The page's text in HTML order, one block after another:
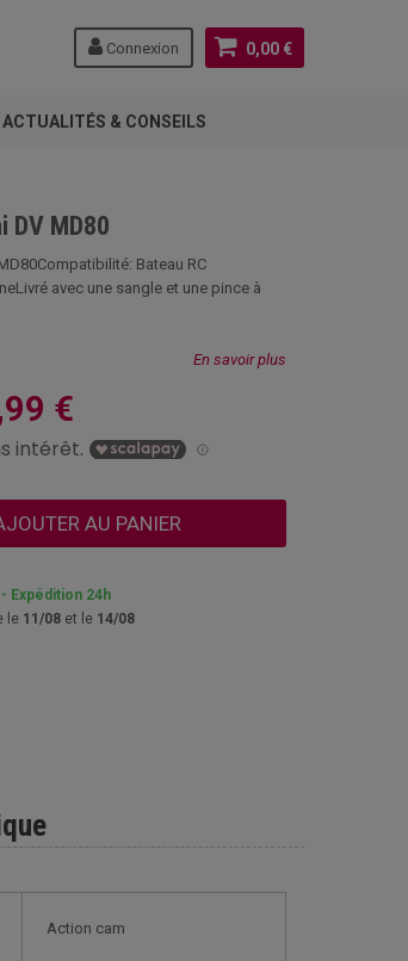
0,00 €
Connexion
ACTUALITÉS & CONSEILS
DV MD80
Bateau RC
avec une sangle et une pince à
En savoir plus
€
AU PANIER
Expédition 24h
le 11/08 et le 14/08
Action cam